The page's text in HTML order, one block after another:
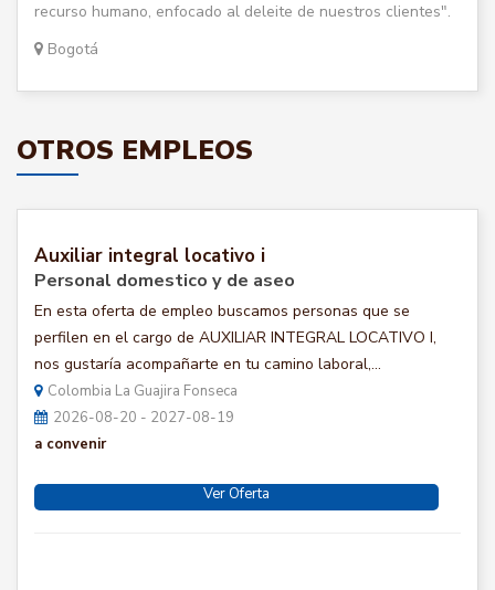
recurso humano, enfocado al deleite de nuestros clientes".
Bogotá
OTROS EMPLEOS
Auxiliar integral locativo i
Personal domestico y de aseo
En esta oferta de empleo buscamos personas que se
perfilen en el cargo de AUXILIAR INTEGRAL LOCATIVO I,
nos gustaría acompañarte en tu camino laboral,...
Colombia La Guajira Fonseca
2026-08-20 - 2027-08-19
a convenir
Ver Oferta